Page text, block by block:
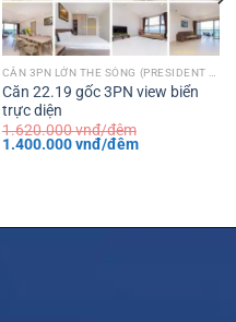
CĂN 3PN LỚN THE SÓNG (PRESIDENT 122M²)
Căn 22.19 gốc 3PN view biển
trực diện
1.620.000vnđ/đêm
Giá
1.400.000vnđ/đêmGiá